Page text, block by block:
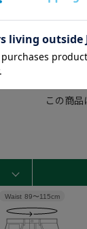
関連タグ：
この商
Waist 89〜115cm